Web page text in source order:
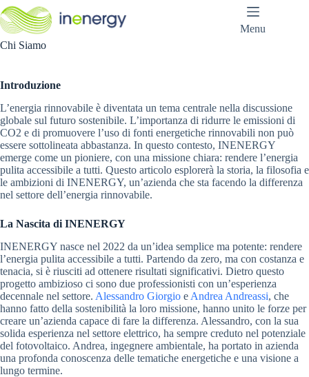
Salta
al
contenuto
Menu
Chi Siamo
Introduzione
L’energia rinnovabile è diventata un tema centrale nella discussione
globale sul futuro sostenibile. L’importanza di ridurre le emissioni di
CO2 e di promuovere l’uso di fonti energetiche rinnovabili non può
essere sottolineata abbastanza. In questo contesto, INENERGY
emerge come un pioniere, con una missione chiara: rendere l’energia
pulita accessibile a tutti. Questo articolo esplorerà la storia, la filosofia e
le ambizioni di INENERGY, un’azienda che sta facendo la differenza
nel settore dell’energia rinnovabile.
La Nascita di INENERGY
INENERGY nasce nel 2022 da un’idea semplice ma potente: rendere
l’energia pulita accessibile a tutti. Partendo da zero, ma con costanza e
tenacia, si è riusciti ad ottenere risultati significativi. Dietro questo
progetto ambizioso ci sono due professionisti con un’esperienza
decennale nel settore. Alessandro Giorgio e Andrea Andreassi, che
hanno fatto della sostenibilità la loro missione, hanno unito le forze per
creare un’azienda capace di fare la differenza. Alessandro, con la sua
solida esperienza nel settore elettrico, ha sempre creduto nel potenziale
del fotovoltaico. Andrea, ingegnere ambientale, ha portato in azienda
una profonda conoscenza delle tematiche energetiche e una visione a
lungo termine.